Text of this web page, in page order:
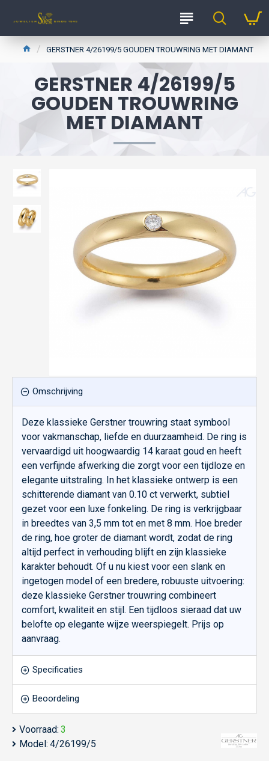
GERSTNER 4/26199/5 GOUDEN TROUWRING MET DIAMANT
GERSTNER 4/26199/5
GOUDEN TROUWRING
MET DIAMANT
Omschrijving
Deze klassieke Gerstner trouwring staat symbool
voor vakmanschap, liefde en duurzaamheid. De ring is
vervaardigd uit hoogwaardig 14 karaat goud en heeft
een verfijnde afwerking die zorgt voor een tijdloze en
elegante uitstraling. In het klassieke ontwerp is een
schitterende diamant van 0.10 ct verwerkt, subtiel
gezet voor een luxe fonkeling. De ring is verkrijgbaar
in breedtes van 3,5 mm tot en met 8 mm. Hoe breder
de ring, hoe groter de diamant wordt, zodat de ring
altijd perfect in verhouding blijft en zijn klassieke
karakter behoudt. Of u nu kiest voor een slank en
ingetogen model of een bredere, robuuste uitvoering:
deze klassieke Gerstner trouwring combineert
comfort, kwaliteit en stijl. Een tijdloos sieraad dat uw
belofte op elegante wijze weerspiegelt. Prijs op
aanvraag.
Specificaties
Beoordeling
Voorraad: 3
Model: 4/26199/5